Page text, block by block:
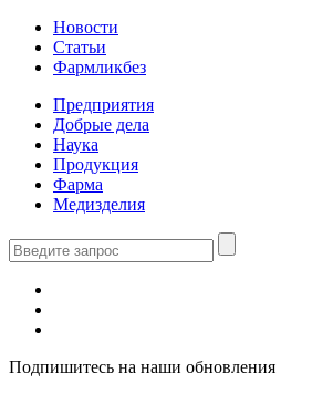
Новости
Статьи
Фармликбез
Предприятия
Добрые дела
Наука
Продукция
Фарма
Медизделия
Подпишитесь на наши обновления